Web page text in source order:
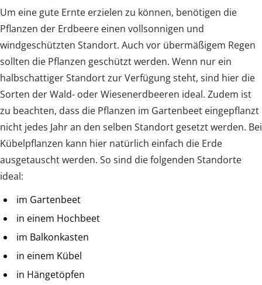
Um eine gute Ernte erzielen zu können, benötigen die
Pflanzen der Erdbeere einen vollsonnigen und
windgeschützten Standort. Auch vor übermäßigem Regen
sollten die Pflanzen geschützt werden. Wenn nur ein
halbschattiger Standort zur Verfügung steht, sind hier die
Sorten der Wald- oder Wiesenerdbeeren ideal. Zudem ist
zu beachten, dass die Pflanzen im Gartenbeet eingepflanzt
nicht jedes Jahr an den selben Standort gesetzt werden. Bei
Kübelpflanzen kann hier natürlich einfach die Erde
ausgetauscht werden. So sind die folgenden Standorte
ideal:
im Gartenbeet
in einem Hochbeet
im Balkonkasten
in einem Kübel
in Hängetöpfen